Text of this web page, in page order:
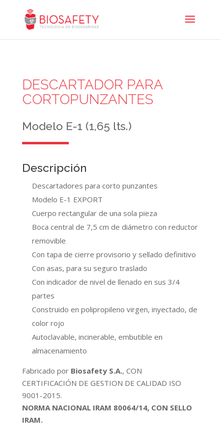
DESCARTADOR PARA
CORTOPUNZANTES
Modelo E-1 (1,65 lts.)
Descripción
Descartadores para corto punzantes
Modelo E-1 EXPORT
Cuerpo rectangular de una sola pieza
Boca central de 7,5 cm de diámetro con reductor
removible
Con tapa de cierre provisorio y sellado definitivo
Con asas, para su seguro traslado
Con indicador de nivel de llenado en sus 3/4
partes
Construido en polipropileno virgen, inyectado, de
color rojo
Autoclavable, incinerable, embutible en
almacenamiento
Fabricado por Biosafety S.A., CON
CERTIFICACIÓN DE GESTION DE CALIDAD ISO
9001-2015.
NORMA NACIONAL IRAM 80064/14, CON SELLO
IRAM.